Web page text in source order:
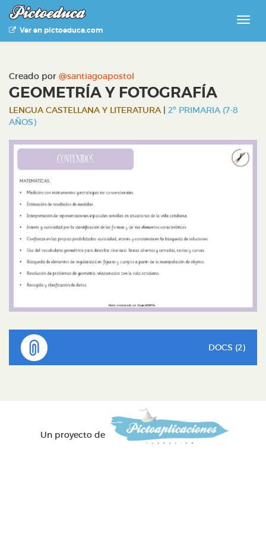
Ver en pictoeduca.com
Creado por @santiagoapostol
GEOMETRÍA Y FOTOGRAFÍA
LENGUA CASTELLANA Y LITERATURA| 2º PRIMARIA (7-8
AÑOS)
DOCS (2)
Un proyecto de